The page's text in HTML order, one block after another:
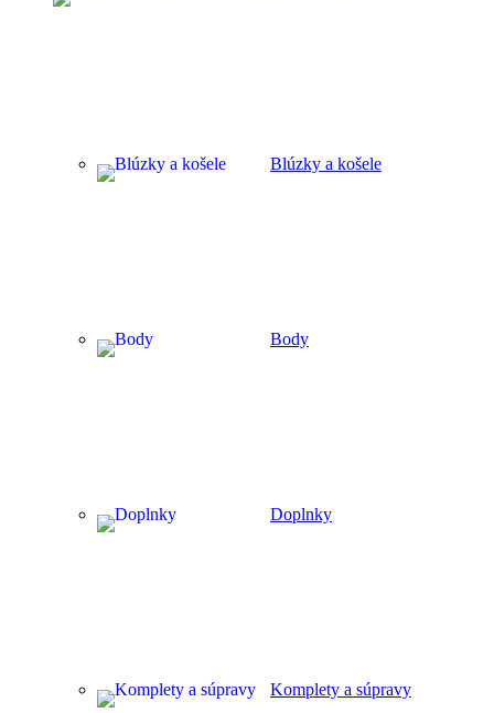
Blúzky a košele
Body
Doplnky
Komplety a súpravy